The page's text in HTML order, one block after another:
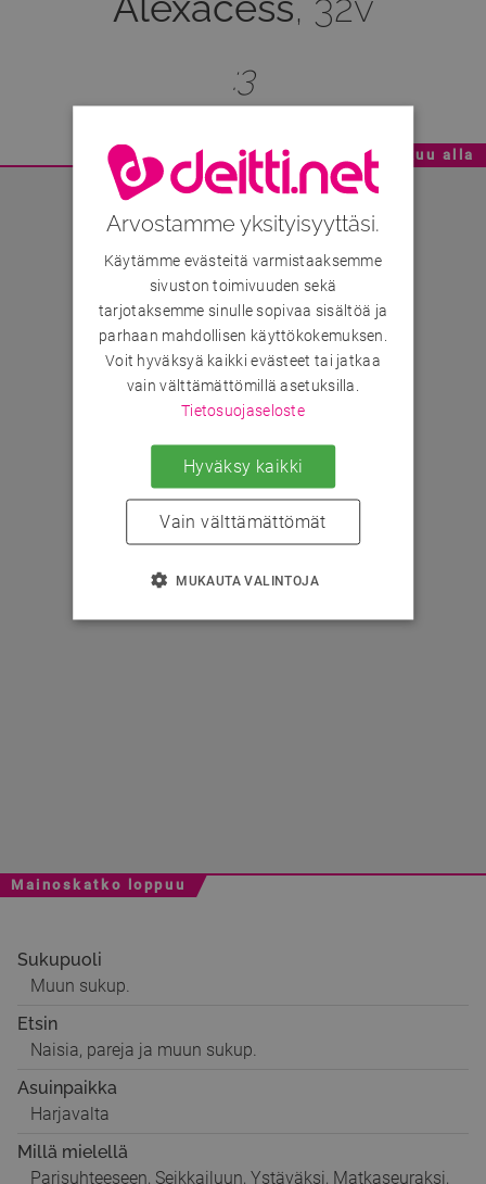
:3
Mainoskatko - Sisältö jatkuu alla
Mainoskatko loppuu
Sukupuoli
Muun sukup.
Etsin
Naisia, pareja ja muun sukup.
Asuinpaikka
Harjavalta
Millä mielellä
Parisuhteeseen, Seikkailuun, Ystäväksi, Matkaseuraksi,
Arvostamme yksityisyyttäsi.
Käytämme evästeitä varmistaaksemme
sivuston toimivuuden sekä
tarjotaksemme sinulle sopivaa sisältöä ja
parhaan mahdollisen käyttökokemuksen.
Voit hyväksyä kaikki evästeet tai jatkaa
vain välttämättömillä asetuksilla.
Tietosuojaseloste
Hyväksy kaikki
Vain välttämättömät
MUKAUTA VALINTOJA